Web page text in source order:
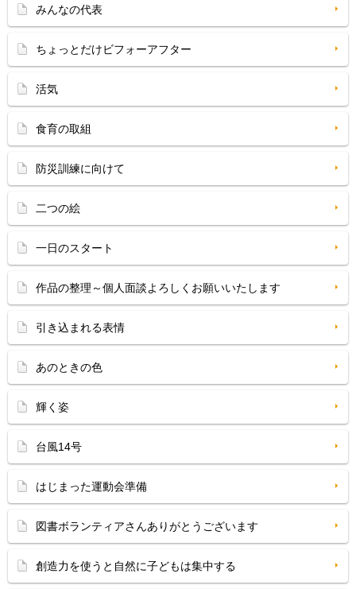
みんなの代表
ちょっとだけビフォーアフター
活気
食育の取組
防災訓練に向けて
二つの絵
一日のスタート
作品の整理～個人面談よろしくお願いいたします
引き込まれる表情
あのときの色
輝く姿
台風14号
はじまった運動会準備
図書ボランティアさんありがとうございます
創造力を使うと自然に子どもは集中する